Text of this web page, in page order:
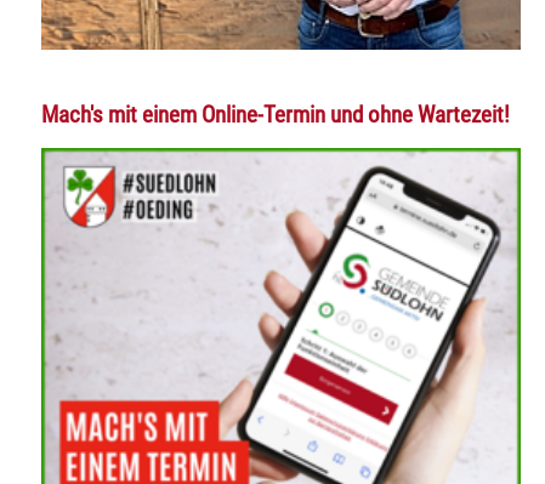
Mach's mit einem Online-Termin und ohne Wartezeit!